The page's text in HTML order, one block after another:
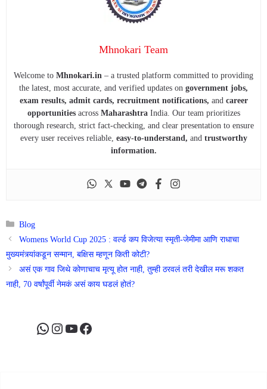
Mhnokari Team
Welcome to Mhnokari.in – a trusted platform committed to providing
the latest, most accurate, and verified updates on government jobs,
exam results, admit cards, recruitment notifications, and career
opportunitiesacross MaharashtraIndia. Our team prioritizes
thorough research, strict fact-checking, and clear presentation to ensure
every user receives reliable, easy-to-understand, and trustworthy
information.
Categories
Blog
Womens World Cup 2025 : वर्ल्ड कप विजेत्या स्मृती-जेमीमा आणि राधाचा
मुख्यमंत्र्यांकडून सन्मान, बक्षिस म्हणून किती कोटी?
असं एक गाव जिथे कोणाचाच मृत्यू होत नाही, तुम्ही ठरवलं तरी देखील मरू शकत
नाही, 70 वर्षांपूर्वी नेमकं असं काय घडलं होतं?
WhatsApp
Instagram
YouTube
Facebook